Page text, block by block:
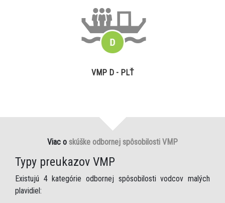
VMP D - PLŤ
Viac o skúške odbornej spôsobilosti VMP
Typy preukazov VMP
Existujú 4 kategórie odbornej spôsobilosti vodcov malých
plavidiel: